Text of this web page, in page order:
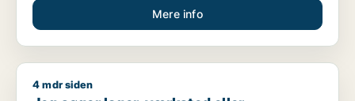
Mere info
Jeg søger lager, værksted eller produktionslokaler til salg i
4 mdr siden